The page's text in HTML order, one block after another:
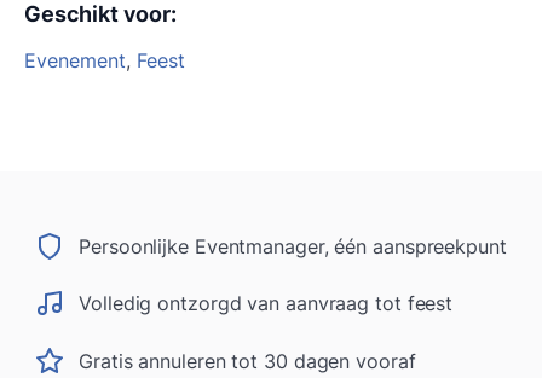
Geschikt voor:
Evenement, Feest
Persoonlijke Eventmanager, één aanspreekpunt
Volledig ontzorgd van aanvraag tot feest
Gratis annuleren tot 30 dagen vooraf